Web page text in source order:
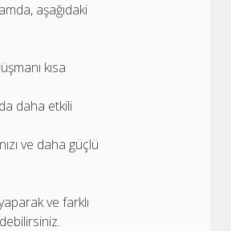
aşağıdaki
kısa
daha etkili
ve daha güçlü
ve farklı